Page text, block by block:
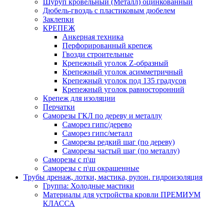
Шуруп кровельный (Металл) оцинкованный
Дюбель-гвоздь с пластиковым дюбелем
Заклепки
КРЕПЕЖ
Анкерная техника
Перфорированный крепеж
Гвозди строительные
Крепежный уголок Z-образный
Крепежный уголок асимметричный
Крепежный уголок под 135 градусов
Крепежный уголок равносторонний
Крепеж для изоляции
Перчатки
Саморезы ГКЛ по дереву и металлу
Саморез гипс/дерево
Саморез гипс/металл
Саморезы редкий шаг (по дереву)
Саморезы частый шаг (по металлу)
Саморезы с п\ш
Саморезы с п\ш окрашенные
Трубы дренаж, лотки, мастика, рулон. гидроизоляция
Группа: Холодные мастики
Материалы для устройства кровли ПРЕМИУМ
КЛАССА